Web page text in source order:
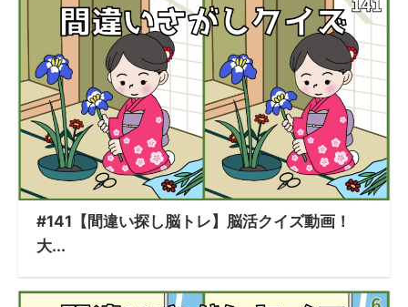
#141【間違い探し脳トレ】脳活クイズ動画！
大...